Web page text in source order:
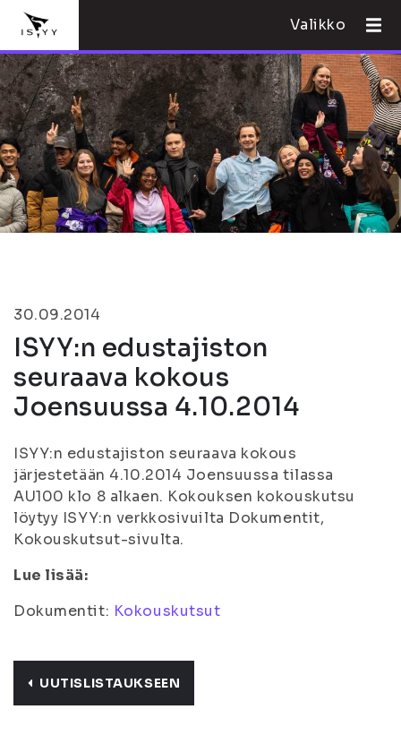
Valikko
30.09.2014
ISYY:n edustajiston
seuraava kokous
Joensuussa 4.10.2014
ISYY:n edustajiston seuraava kokous
järjestetään 4.10.2014 Joensuussa tilassa
AU100 klo 8 alkaen. Kokouksen kokouskutsu
löytyy ISYY:n verkkosivuilta Dokumentit,
Kokouskutsut-sivulta.
Lue lisää:
Dokumentit: Kokouskutsut
UUTISLISTAUKSEEN